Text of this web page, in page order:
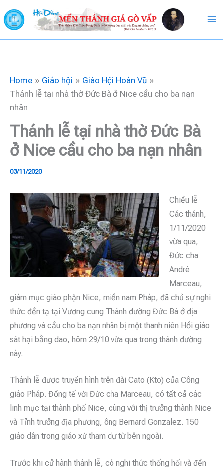
to
content
Home Giáo hội
Giáo Hội Hoàn Vũ
Thánh lễ tại nhà thờ Đức Bà ở Nice cầu cho ba nạn
nhân
Thánh lễ tại nhà thờ Đức Bà
ở Nice cầu cho ba nạn nhân
03/11/2020
Chiều lễ
Các thánh,
1/11/2020
vừa qua,
Đức cha
André
Marceau,
giám mục giáo phận Nice, miền nam Pháp, đã chủ sự nghi
thức đền tạ tại Vương cung Thánh đường Đức Bà ở địa
phương và cầu cho ba nạn nhân bị một thanh niên Hồi giáo
sát hại bằng dao, hôm 29/10 vừa qua trong thánh đường
này.
Thánh lễ được truyền hình trên đài Cato (Kto) của Công
giáo Pháp. Đồng tế với Đức cha Marceau, có tất cả các
linh mục tại thành phố Nice, cùng với thị trưởng thành Nice
và Tỉnh trưởng địa phương, ông Bernard Gonzalez. 150
giáo dân trong giáo xứ tham dự từ bên ngoài.
Trước khi cử hành thánh lễ, có nghi thức thống hối và đền